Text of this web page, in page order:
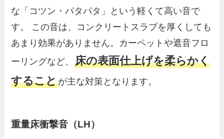
な「コツン・パタパタ」という軽くて高い音で
す。 この音は、コンクリートスラブを厚くしても
あまり効果がありません。カーペットや遮音フロ
ーリングなど、床の表面仕上げを柔らかく
することが主な対策となります。
重量床衝撃音（LH）